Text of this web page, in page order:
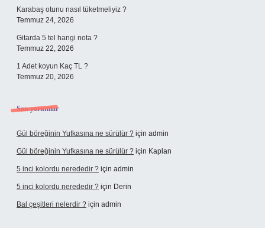
Karabaş otunu nasıl tüketmeliyiz ?
Temmuz 24, 2026
Gitarda 5 tel hangi nota ?
Temmuz 22, 2026
1 Adet koyun Kaç TL ?
Temmuz 20, 2026
Son yorumlar
Gül böreğinin Yufkasına ne sürülür ? için admin
Gül böreğinin Yufkasına ne sürülür ? için Kaplan
5 inci kolordu nerededir ? için admin
5 inci kolordu nerededir ? için Derin
Bal çeşitleri nelerdir ? için admin